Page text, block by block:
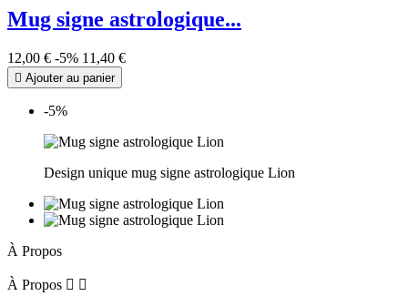
Mug signe astrologique...
12,00 € -5% 11,40 €
 Ajouter au panier
-5%
Design unique mug signe astrologique Lion
À Propos
À Propos  